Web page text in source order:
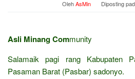
OlehAsMin Diposting
Asli Minang Community
Salamaik pagi rang Kabupaten
Pasaman Barat (Pasbar) sadonyo.